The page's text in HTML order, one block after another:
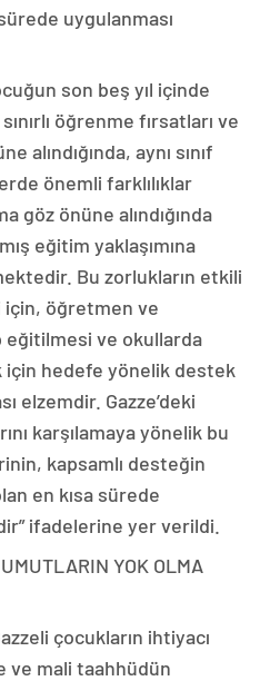
uygulanması
son beş yıl içinde
öğrenme fırsatları ve
alındığında, aynı sınıf
önemli farklılıklar
göz önüne alındığında
eğitim yaklaşımına
Bu zorlukların etkili
için, öğretmen ve
eğitilmesi ve okullarda
hedefe yönelik destek
elzemdir. Gazze’deki
karşılamaya yönelik bu
kapsamlı desteğin
en kısa sürede
ifadelerine yer verildi.
YOK OLMA
çocukların ihtiyacı
ve mali taahhüdün